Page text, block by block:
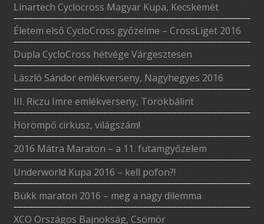
Linartech Cyclocross Magyar Kupa, Kecskemét
Életem első CycloCross győzelme – CrossLiget 2016
Dupla CycloCross hétvége Várgesztesen
László Sándor emlékverseny, Nagyhegyes 2016
III. Riczu Imre emlékverseny, Törökbálint
Hörömpő cirkusz, világszám!
2016 Mátra Maraton – a 11. futamgyőzelem
Underworld Kupa 2016 – kell pofon?!
Bükk maraton 2016 – meg a nagy dilemma
XCO Országos Bajnokság, Csömör